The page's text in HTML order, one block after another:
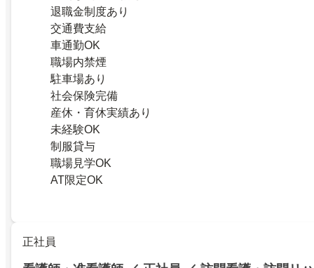
退職金制度あり
交通費支給
車通勤OK
職場内禁煙
駐車場あり
社会保険完備
産休・育休実績あり
未経験OK
制服貸与
職場見学OK
AT限定OK
正社員